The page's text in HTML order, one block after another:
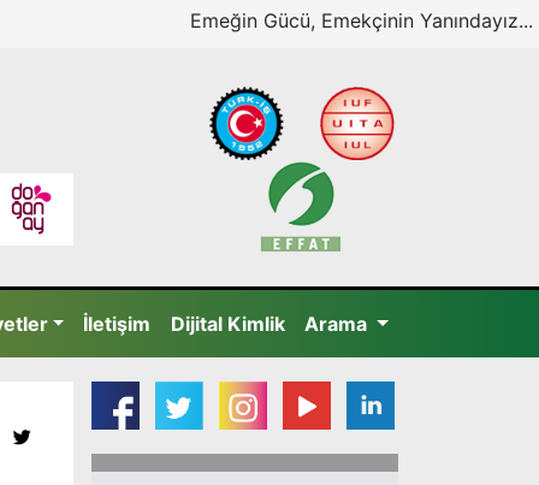
Emeğin Gücü, Emekçinin Yanındayız...
İletişim Dijital Kimlik Arama